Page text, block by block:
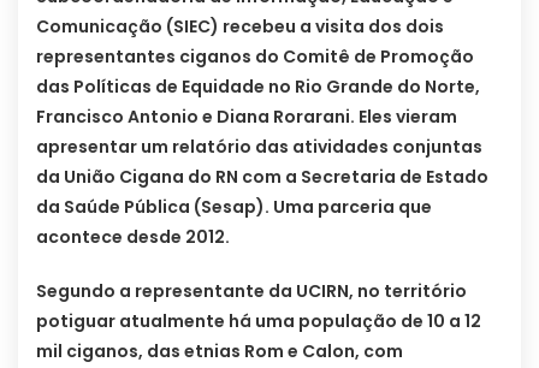
Comunicação (SIEC) recebeu a visita dos dois
representantes ciganos do Comitê de Promoção
das Políticas de Equidade no Rio Grande do Norte,
Francisco Antonio e Diana Rorarani. Eles vieram
apresentar um relatório das atividades conjuntas
da União Cigana do RN com a Secretaria de Estado
da Saúde Pública (Sesap). Uma parceria que
acontece desde 2012.
Segundo a representante da UCIRN, no território
potiguar atualmente há uma população de 10 a 12
mil ciganos, das etnias Rom e Calon, com